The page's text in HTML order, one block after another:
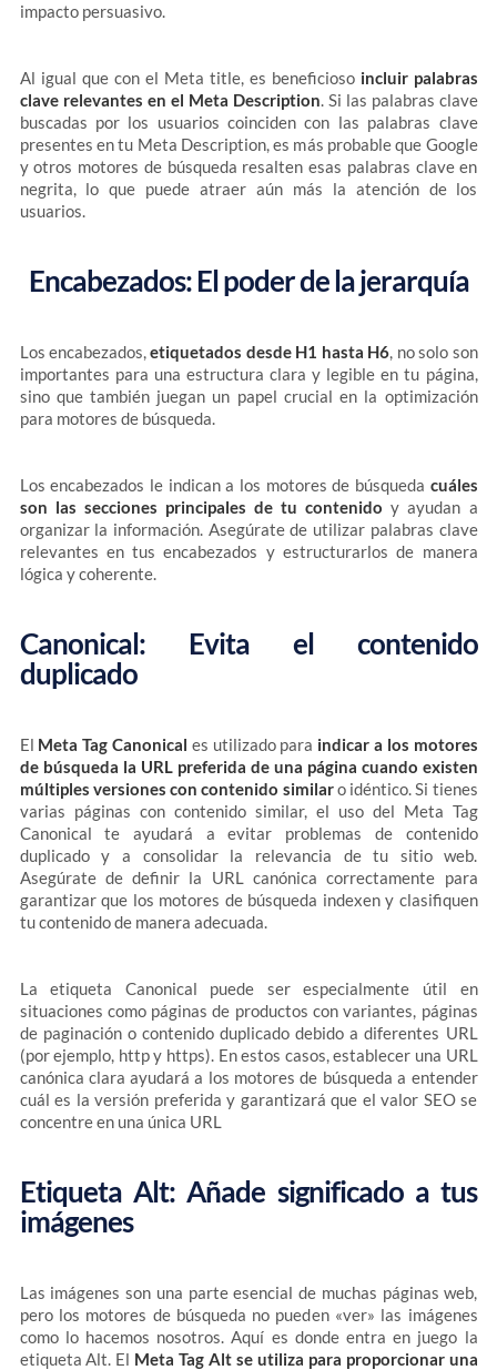
impacto persuasivo.
Al igual que con el Meta title, es beneficioso incluir palabras
clave relevantes en el Meta Description. Si las palabras clave
buscadas por los usuarios coinciden con las palabras clave
presentes en tu Meta Description, es más probable que Google
y otros motores de búsqueda resalten esas palabras clave en
negrita, lo que puede atraer aún más la atención de los
usuarios.
Encabezados: El poder de la jerarquía
Los encabezados,etiquetados desde H1 hasta H6, no solo son
importantes para una estructura clara y legible en tu página,
sino que también juegan un papel crucial en la optimización
para motores de búsqueda.
Los encabezados le indican a los motores de búsqueda cuáles
son las secciones principales de tu contenido y ayudan a
organizar la información. Asegúrate de utilizar palabras clave
relevantes en tus encabezados y estructurarlos de manera
lógica y coherente.
Canonical: Evita el contenido
duplicado
El Meta Tag Canonical es utilizado para indicar a los motores
de búsqueda la URL preferida de una página cuando existen
múltiples versiones con contenido similaro idéntico. Si tienes
varias páginas con contenido similar, el uso del Meta Tag
Canonical te ayudará a evitar problemas de contenido
duplicado y a consolidar la relevancia de tu sitio web.
Asegúrate de definir la URL canónica correctamente para
garantizar que los motores de búsqueda indexen y clasifiquen
tu contenido de manera adecuada.
La etiqueta Canonical puede ser especialmente útil en
situaciones como páginas de productos con variantes, páginas
de paginación o contenido duplicado debido a diferentes URL
(por ejemplo, http y https). En estos casos, establecer una URL
canónica clara ayudará a los motores de búsqueda a entender
cuál es la versión preferida y garantizará que el valor SEO se
concentre en una única URL
Etiqueta Alt: Añade significado a tus
imágenes
Las imágenes son una parte esencial de muchas páginas web,
pero los motores de búsqueda no pueden «ver» las imágenes
como lo hacemos nosotros. Aquí es donde entra en juego la
etiqueta Alt. El Meta Tag Alt se utiliza para proporcionar una